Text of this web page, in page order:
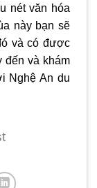
nét văn hóa
này bạn sẽ
và có được
đến và khám
Nghệ An du